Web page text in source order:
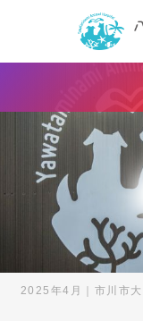
2025年4月｜市川市